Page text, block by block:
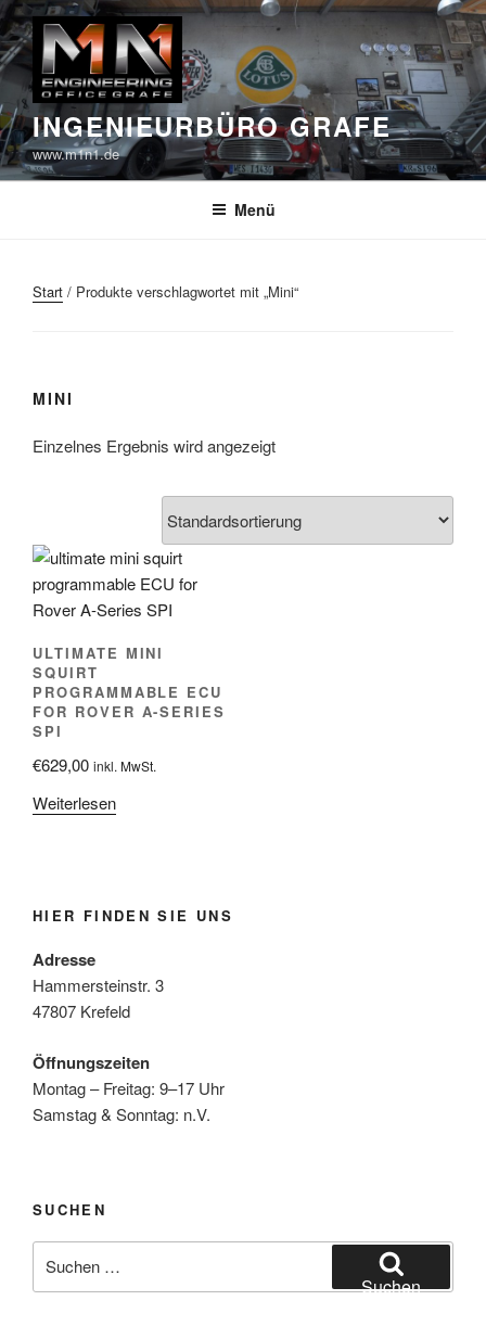
Zum
Inhalt
springen
INGENIEURBÜRO GRAFE
www.m1n1.de
Menü
Start / Produkte verschlagwortet mit „Mini“
MINI
Einzelnes Ergebnis wird angezeigt
ULTIMATE MINI
SQUIRT
PROGRAMMABLE ECU
FOR ROVER A-SERIES
SPI
€629,00 inkl. MwSt.
Weiterlesen
HIER FINDEN SIE UNS
Adresse
Hammersteinstr. 3
47807 Krefeld
Öffnungszeiten
Montag – Freitag: 9–17 Uhr
Samstag & Sonntag: n.V.
SUCHEN
nach:
Suchen